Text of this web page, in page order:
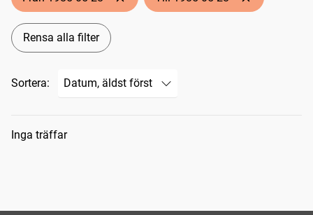
Rensa alla filter
Sortera:
Sökresultat
Inga träffar